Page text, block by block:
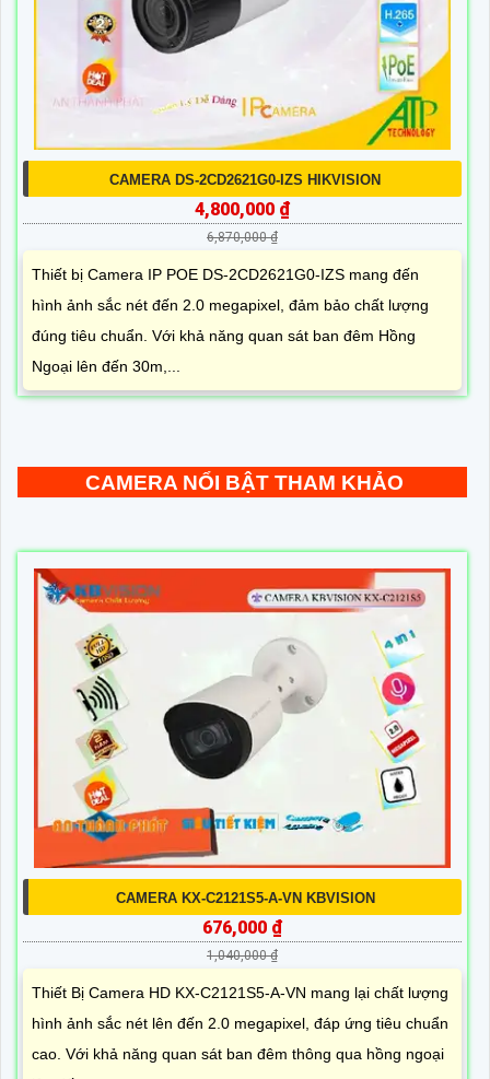
CAMERA DS-2CD2621G0-IZS HIKVISION
4,800,000 ₫
6,870,000 ₫
Thiết bị Camera IP POE DS-2CD2621G0-IZS mang đến
hình ảnh sắc nét đến 2.0 megapixel, đảm bảo chất lượng
đúng tiêu chuẩn. Với khả năng quan sát ban đêm Hồng
Ngoại lên đến 30m,...
CAMERA NỔI BẬT THAM KHẢO
CAMERA KX-C2121S5-A-VN KBVISION
676,000 ₫
1,040,000 ₫
Thiết Bị Camera HD KX-C2121S5-A-VN mang lại chất lượng
hình ảnh sắc nét lên đến 2.0 megapixel, đáp ứng tiêu chuẩn
cao. Với khả năng quan sát ban đêm thông qua hồng ngoại